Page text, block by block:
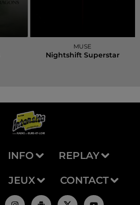
MUSE
Nightshift Superstar
INFO REPLAY
JEUX CONTACT